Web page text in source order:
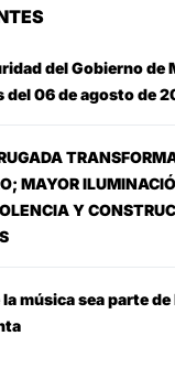
del Gobierno de
del 06 de agosto de
MAYOR
Y
música sea parte